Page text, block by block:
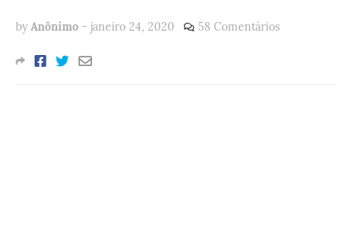
by Anônimo - janeiro 24, 2020 58 Comentários